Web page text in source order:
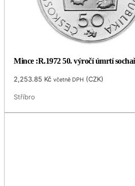
Mince :R.1972 50. výročí úmrtí
2,253.85 Kč včetně DPH (CZK)
Stříbro